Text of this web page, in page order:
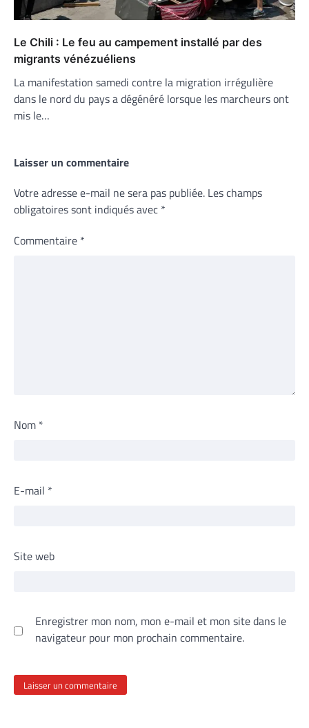
Le Chili : Le feu au campement installé par des
migrants vénézuéliens
La manifestation samedi contre la migration irrégulière
dans le nord du pays a dégénéré lorsque les marcheurs ont
mis le…
Laisser un commentaire
Votre adresse e-mail ne sera pas publiée. Les champs
obligatoires sont indiqués avec *
Commentaire *
Nom *
E-mail *
Site web
Enregistrer mon nom, mon e-mail et mon site dans le
navigateur pour mon prochain commentaire.